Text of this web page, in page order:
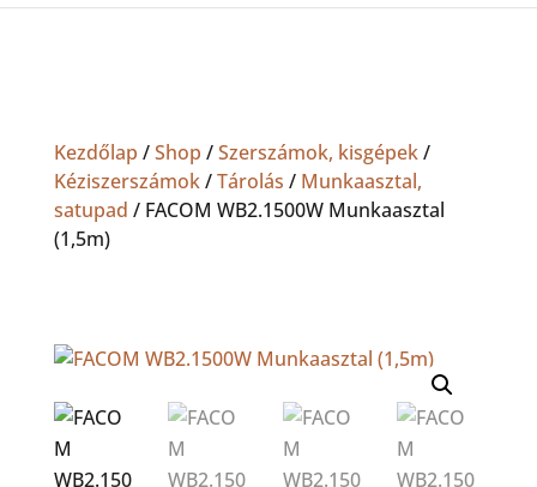
Kezdőlap /Shop /Szerszámok, kisgépek/
Kéziszerszámok/Tárolás / Munkaasztal,
satupad / FACOM WB2.1500W Munkaasztal
(1,5m)